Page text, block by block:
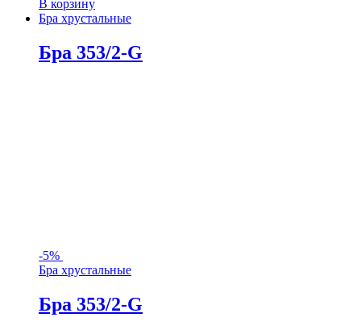
В корзину
Бра хрустальные
Бра 353/2-G
-5%
Бра хрустальные
Бра 353/2-G